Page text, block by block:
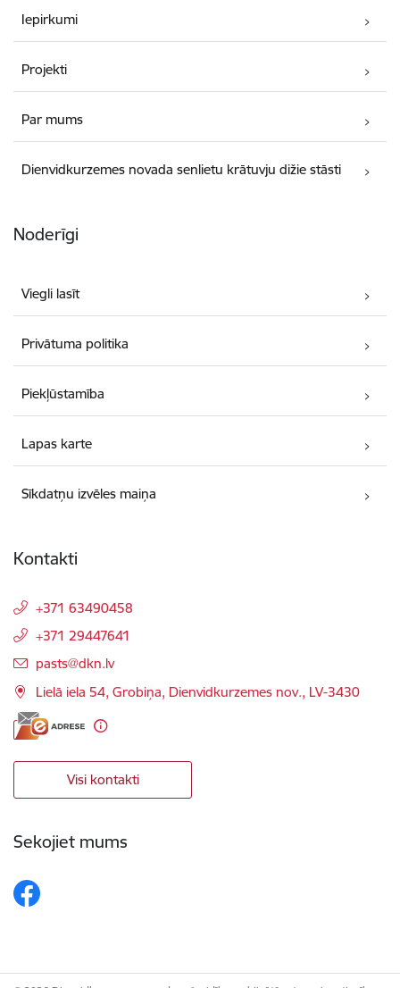
Iepirkumi
Projekti
Par mums
Dienvidkurzemes novada senlietu krātuvju dižie stāsti
Noderīgi
Viegli lasīt
Privātuma politika
Piekļūstamība
Lapas karte
Sīkdatņu izvēles maiņa
Kontakti
+371 63490458
+371 29447641
E-pasts:
pasts@dkn.lv
Lielā iela 54, Grobiņa, Dienvidkurzemes nov., LV-3430
Visi kontakti
Sekojiet mums